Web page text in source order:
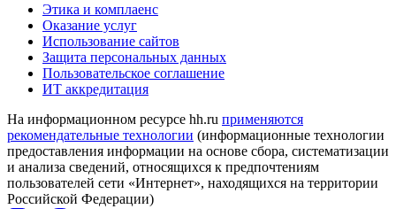
Этика и комплаенс
Оказание услуг
Использование сайтов
Защита персональных данных
Пользовательское соглашение
ИТ аккредитация
На информационном ресурсе hh.ru применяются
рекомендательные технологии (информационные технологии
предоставления информации на основе сбора, систематизации
и анализа сведений, относящихся к предпочтениям
пользователей сети «Интернет», находящихся на территории
Российской Федерации)